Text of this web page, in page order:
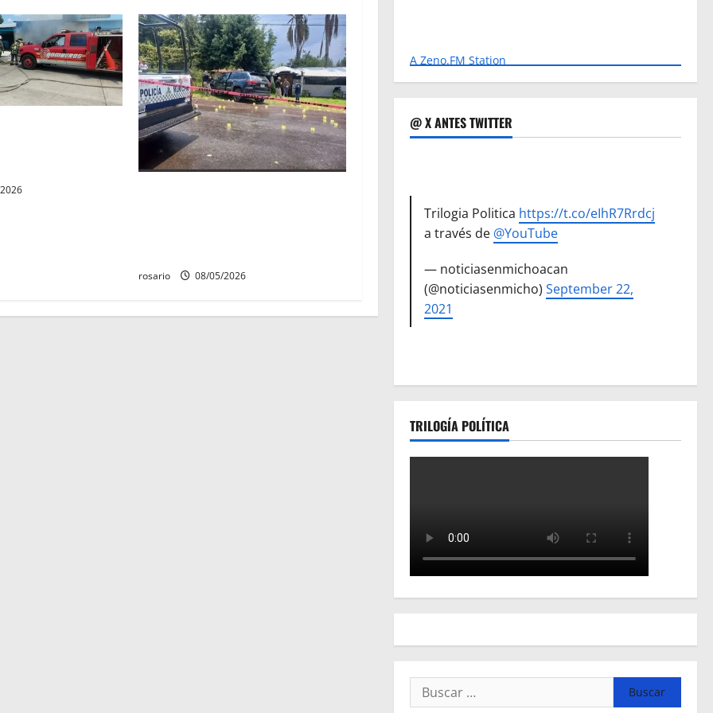
rosario 08/05/2026
A Zeno.FM Station
@ X ANTES TWITTER
Trilogia Politica https://t.co/eIhR7Rrdcj
a través de @YouTube
— noticiasenmichoacan
(@noticiasenmicho)September 22,
2021
TRILOGÍA POLÍTICA
Buscar: